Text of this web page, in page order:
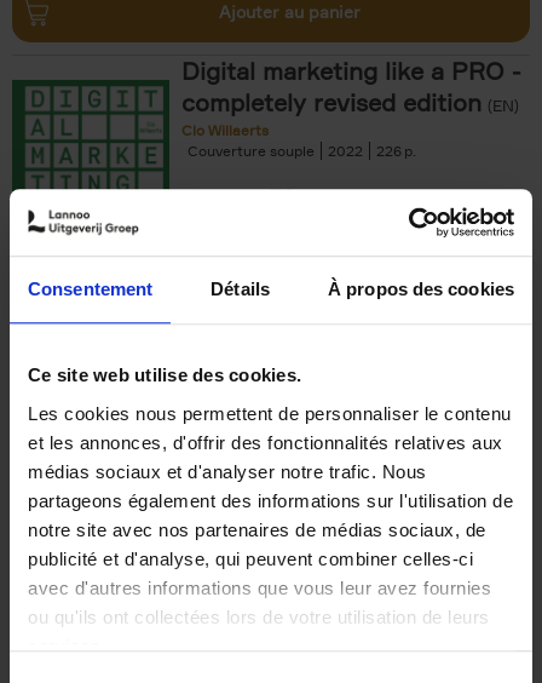
Consentement Détails À propos des cookies
Ce site web utilise des cookies.
Les cookies nous permettent de personnaliser le contenu
et les annonces, d'offrir des fonctionnalités relatives aux
médias sociaux et d'analyser notre trafic. Nous
partageons également des informations sur l'utilisation de
notre site avec nos partenaires de médias sociaux, de
publicité et d'analyse, qui peuvent combiner celles-ci
avec d'autres informations que vous leur avez fournies
ou qu'ils ont collectées lors de votre utilisation de leurs
Ajouter au panier
Digital marketing like a PRO -
completely revised edition (EN)
Clo Willaerts
Couverture souple
2022 226
€35,50
The Offer You Can't
Refuse
Steven Van Belleghem
Couverture souple
2020 256
€37,50